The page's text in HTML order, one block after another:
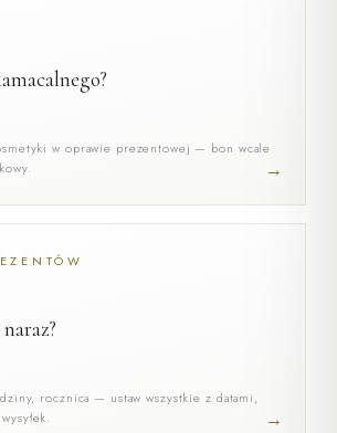
w oprawie prezentowej — bon wcale
→
rocznica — ustaw wszystkie z datami,
→